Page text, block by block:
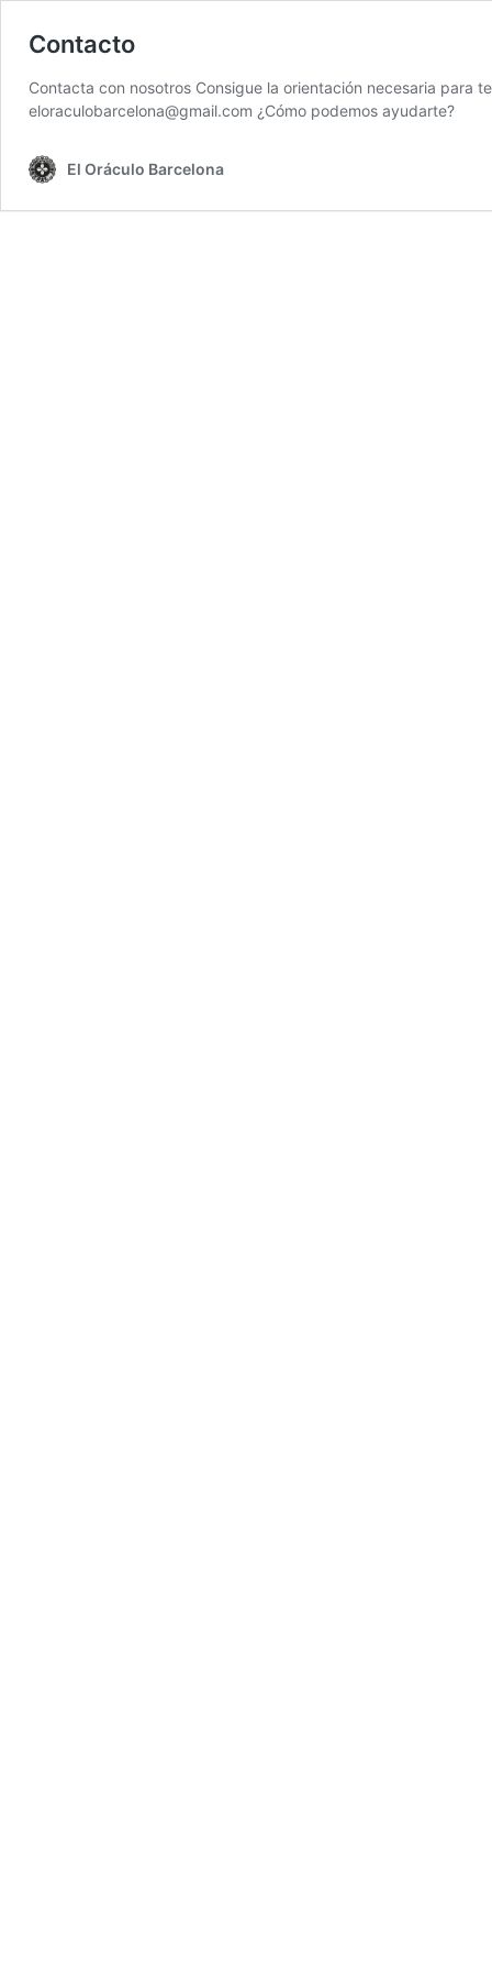
Contacto
Contacta con nosotros Consigue la orientación necesaria para
eloraculobarcelona@gmail.com ¿Cómo podemos ayudarte?
El Oráculo Barcelona